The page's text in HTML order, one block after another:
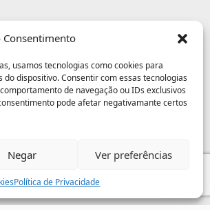
Consentimento
usamos tecnologias como cookies para
dispositivo. Consentir com essas tecnologias
de navegação ou IDs exclusivos
pode afetar negativamante certos
Negar Ver preferências
Política de Privacidade